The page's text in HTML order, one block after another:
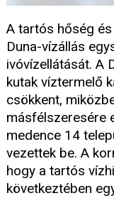
A tartós hőség
Duna-vízállás
ivóvízellátását. A
kutak víztermelő
csökkent,
másfélszeresére
medence 14
vezettek be. A
hogy a tartós
következtében